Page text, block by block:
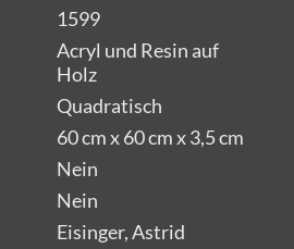
1599
Acryl und Resin auf
Holz
Quadratisch
60 cm x 60 cm x 3,5 cm
Nein
Nein
Eisinger, Astrid